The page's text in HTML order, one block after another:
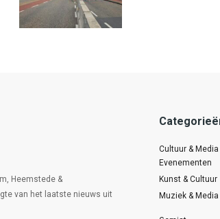
Heemstede &
van het laatste nieuws uit
Cultuur & Media
Evenementen
Kunst & Cultuur
Muziek & Media